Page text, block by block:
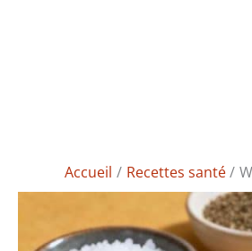
Accueil Recettes santé